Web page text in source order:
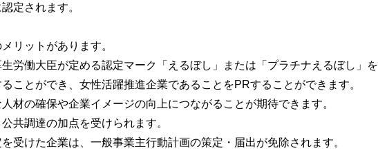
定されます。
リットがあります。
生労働大臣が定める認定マーク「えるぼし」または「プラチナえるぼし」を
ことができ、女性活躍推進企業であることをPRすることができます。
材の確保や企業イメージの向上につながることが期待できます。
共調達の加点を受けられます。
受けた企業は、一般事業主行動計画の策定・届出が免除されます。